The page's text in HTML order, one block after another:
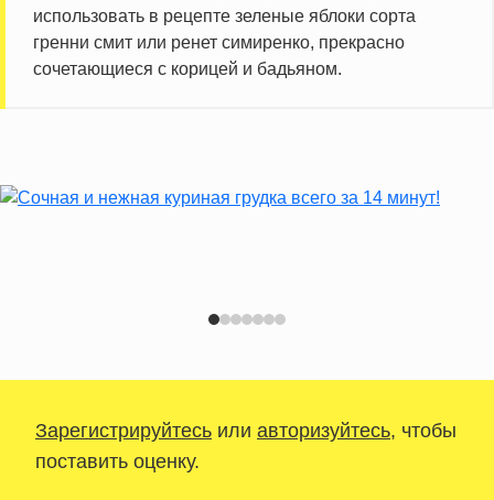
использовать в рецепте зеленые яблоки сорта
гренни смит или ренет симиренко, прекрасно
сочетающиеся с корицей и бадьяном.
Зарегистрируйтесь или авторизуйтесь, чтобы
поставить оценку.